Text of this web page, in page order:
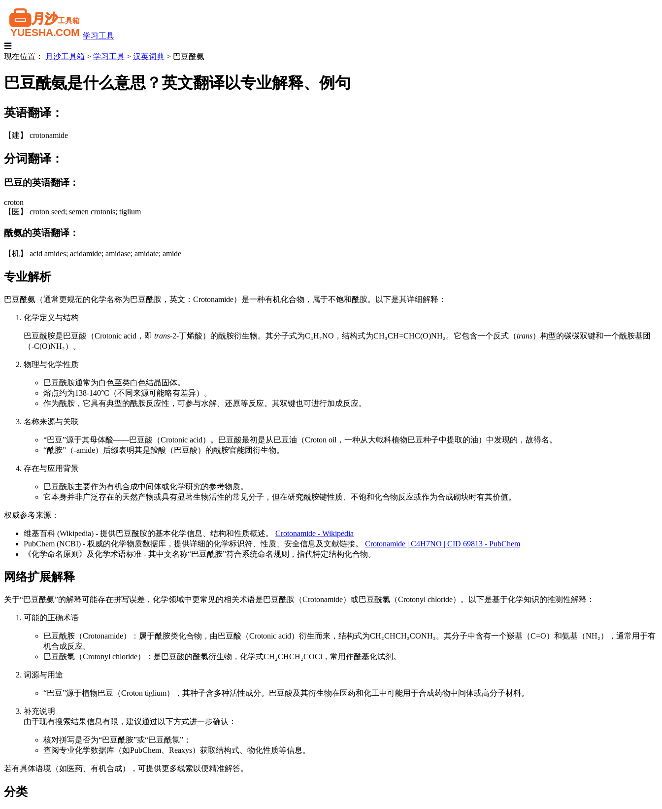
学习工具
☰
现在位置：
月沙工具箱 > 学习工具 > 汉英词典 > 巴豆酰氨
巴豆酰氨是什么意思？英文翻译以专业解释、例句
英语翻译：
【建】 crotonamide
分词翻译：
巴豆的英语翻译：
croton
【医】 croton seed; semen crotonis; tiglium
酰氨的英语翻译：
【机】 acid amides; acidamide; amidase; amidate; amide
专业解析
巴豆酰氨（通常更规范的化学名称为巴豆酰胺，英文：Crotonamide）是一种有机化合物，属于不饱和酰胺。以下是其详细解释：
化学定义与结构
巴豆酰胺是巴豆酸（Crotonic acid，即 trans-2-丁烯酸）的酰胺衍生物。其分子式为C₄H₇NO，结构式为CH₃CH=CHC(O)NH₂。它包含一个反式（trans）构型的碳碳双键和一个酰胺基团
（-C(O)NH₂）。
物理与化学性质
巴豆酰胺通常为白色至类白色结晶固体。
熔点约为138-140°C（不同来源可能略有差异）。
作为酰胺，它具有典型的酰胺反应性，可参与水解、还原等反应。其双键也可进行加成反应。
名称来源与关联
“巴豆”源于其母体酸——巴豆酸（Crotonic acid）。巴豆酸最初是从巴豆油（Croton oil，一种从大戟科植物巴豆种子中提取的油）中发现的，故得名。
“酰胺”（-amide）后缀表明其是羧酸（巴豆酸）的酰胺官能团衍生物。
存在与应用背景
巴豆酰胺主要作为有机合成中间体或化学研究的参考物质。
它本身并非广泛存在的天然产物或具有显著生物活性的常见分子，但在研究酰胺键性质、不饱和化合物反应或作为合成砌块时有其价值。
权威参考来源：
维基百科 (Wikipedia) - 提供巴豆酰胺的基本化学信息、结构和性质概述。 Crotonamide - Wikipedia
PubChem (NCBI) - 权威的化学物质数据库，提供详细的化学标识符、性质、安全信息及文献链接。 Crotonamide | C4H7NO | CID 69813 - PubChem
《化学命名原则》及化学术语标准 - 其中文名称“巴豆酰胺”符合系统命名规则，指代特定结构化合物。
网络扩展解释
关于“巴豆酰氨”的解释可能存在拼写误差，化学领域中更常见的相关术语是巴豆酰胺（Crotonamide）或巴豆酰氯（Crotonyl chloride）。以下是基于化学知识的推测性解释：
可能的正确术语
巴豆酰胺（Crotonamide）：属于酰胺类化合物，由巴豆酸（Crotonic acid）衍生而来，结构式为CH₂CHCH₂CONH₂。其分子中含有一个羰基（C=O）和氨基（NH₂），通常用于有
机合成反应。
巴豆酰氯（Crotonyl chloride）：是巴豆酸的酰氯衍生物，化学式CH₂CHCH₂COCl，常用作酰基化试剂。
词源与用途
“巴豆”源于植物巴豆（Croton tiglium），其种子含多种活性成分。巴豆酸及其衍生物在医药和化工中可能用于合成药物中间体或高分子材料。
补充说明
由于现有搜索结果信息有限，建议通过以下方式进一步确认：
核对拼写是否为“巴豆酰胺”或“巴豆酰氯”；
查阅专业化学数据库（如PubChem、Reaxys）获取结构式、物化性质等信息。
若有具体语境（如医药、有机合成），可提供更多线索以便精准解答。
分类